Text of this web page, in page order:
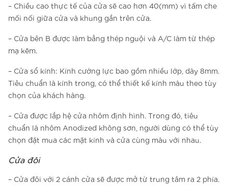
– Chiều cao thực tế của cửa sẽ cao hơn 40(mm) vì tấm che
mối nối giữa cửa và khung gắn trên cửa.
– Cửa bên B được làm bằng thép nguội và A/C làm từ thép
mạ kẽm.
– Cửa sổ kính: Kính cường lực bao gồm nhiều lớp, dày 8mm.
Tiêu chuẩn là kính trong, có thể thiết kế kính màu theo tùy
chọn của khách hàng.
– Cửa được lắp hệ cửa nhôm định hình. Trong đó, tiêu
chuẩn là nhôm Anodized không sơn, người dùng có thể tùy
chọn đặt mua các mặt kính và cửa cùng màu với nhau.
Cửa đôi
– Cửa đôi với 2 cánh cửa sẽ được mở từ trung tâm ra 2 phía.